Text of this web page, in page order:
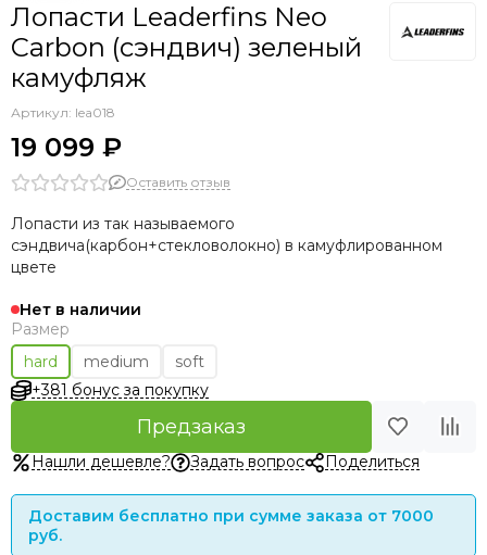
Лопасти Leaderfins Neo
Carbon (сэндвич) зеленый
камуфляж
Артикул: lea018
19 099 ₽
Оставить отзыв
Лопасти из так называемого
сэндвича(карбон+стекловолокно) в камуфлированном
цвете
Нет в наличии
Размер
hard
medium
soft
+381 бонус за покупку
Предзаказ
Нашли дешевле? Задать вопрос Поделиться
Доставим бесплатно при сумме заказа от 7000
руб.